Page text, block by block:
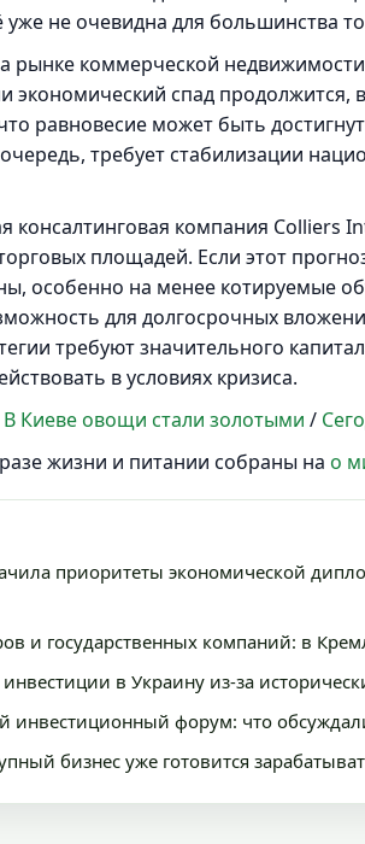
не очевидна для большинства
рынке коммерческой
экономический спад
равновесие может быть
требует стабилизации
компания Colliers
площадей. Если этот
особенно на менее котируемые
для долгосрочных
требуют значительного
в условиях кризиса.
В Киеве овощи стали золотыми /
жизни и питании собраны на о
приоритеты экономической
и государственных компаний: в
в Украину из-за
инвестиционный форум: что
бизнес уже готовится